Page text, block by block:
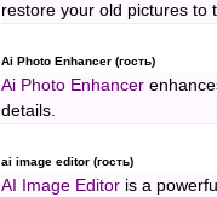
restore your old pictures to
Ai Photo Enhancer (гость)
Ai Photo Enhancer
details.
ai image editor (гость)
AI Image Editor is a